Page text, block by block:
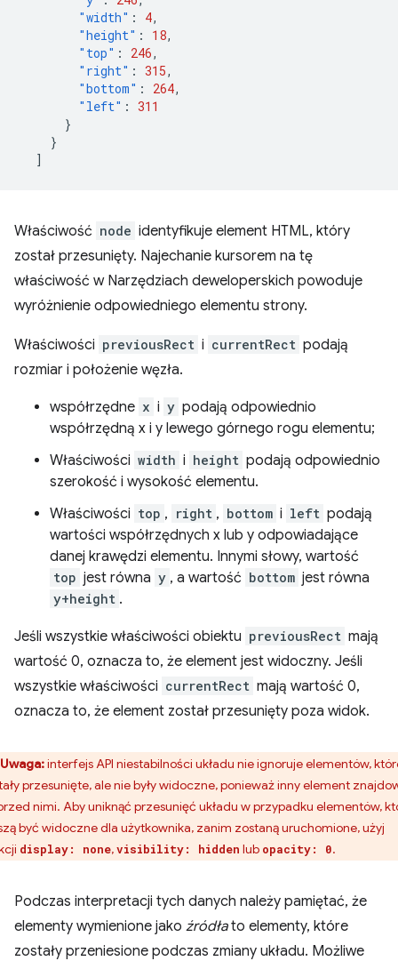
"width" : 4,
"height" : 18,
"top" : 246,
"right" : 315,
"bottom" : 264,
"left" : 311
}
}
]
Właściwość node identyfikuje element HTML, który
został przesunięty. Najechanie kursorem na tę
właściwość w Narzędziach deweloperskich powoduje
wyróżnienie odpowiedniego elementu strony.
Właściwości previousRect i currentRect podają
rozmiar i położenie węzła.
współrzędne x i y podają odpowiednio
współrzędną x i y lewego górnego rogu elementu;
Właściwości width i height podają odpowiednio
szerokość i wysokość elementu.
Właściwości top , right , bottom i left podają
wartości współrzędnych x lub y odpowiadające
danej krawędzi elementu. Innymi słowy, wartość
top jest równa y , a wartość bottom jest równa
y+height .
Jeśli wszystkie właściwości obiektu previousRect mają
wartość 0, oznacza to, że element jest widoczny. Jeśli
wszystkie właściwości currentRect mają wartość 0,
oznacza to, że element został przesunięty poza widok.
Uwaga:interfejs API niestabilności układu nie ignoruje elementów,
przesunięte, ale nie były widoczne, ponieważ inny element
nimi. Aby uniknąć przesunięć układu w przypadku elementów,
być widoczne dla użytkownika, zanim zostaną uruchomione, użyj
display: none,visibility: hidden lub opacity: 0.
Podczas interpretacji tych danych należy pamiętać, że
elementy wymienione jako źródłato elementy, które
zostały przeniesione podczas zmiany układu. Możliwe